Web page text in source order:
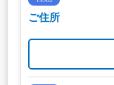
ご住所